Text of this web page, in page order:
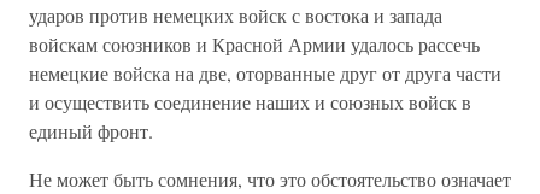
ударов против немецких войск с востока и запада
войскам союзников и Красной Армии удалось рассечь
немецкие войска на две, оторванные друг от друга части
и осуществить соединение наших и союзных войск в
единый фронт.
Не может быть сомнения, что это обстоятельство означает